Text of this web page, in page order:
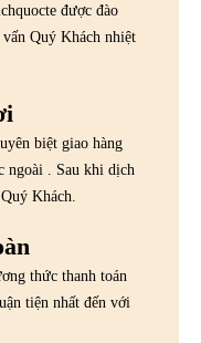
được đào
Quý Khách nhiệt
biệt giao hàng
ngoài . Sau khi dịch
Khách.
thức thanh toán
tiện nhất đến với